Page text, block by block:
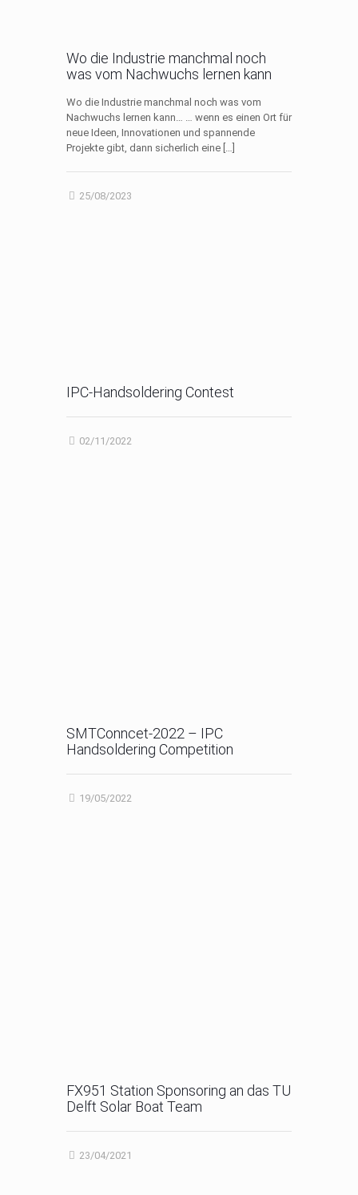
Wo die Industrie manchmal noch
was vom Nachwuchs lernen kann
Wo die Industrie manchmal noch was vom
Nachwuchs lernen kann… … wenn es einen Ort für
neue Ideen, Innovationen und spannende
Projekte gibt, dann sicherlich eine […]
25/08/2023
IPC-Handsoldering Contest
02/11/2022
SMTConncet-2022 – IPC
Handsoldering Competition
19/05/2022
FX951 Station Sponsoring an das TU
Delft Solar Boat Team
23/04/2021